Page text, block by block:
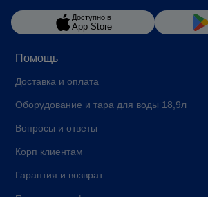
Помощь
Доставка и оплата
Оборудование и тара для воды 18,9л
Вопросы и ответы
Корп клиентам
Гарантия и возврат
Доступно в
App Store